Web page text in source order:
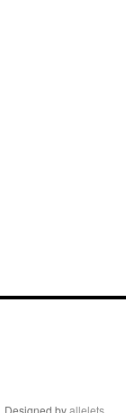
. Designed byallelets